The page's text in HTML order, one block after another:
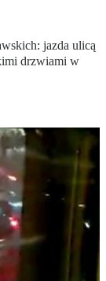
jazda ulicą
drzwiami w